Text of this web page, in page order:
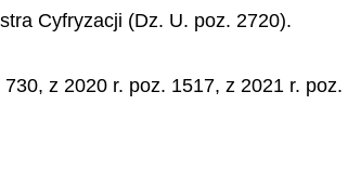
Cyfryzacji (Dz. U. poz. 2720).
z 2020 r. poz. 1517, z 2021 r.